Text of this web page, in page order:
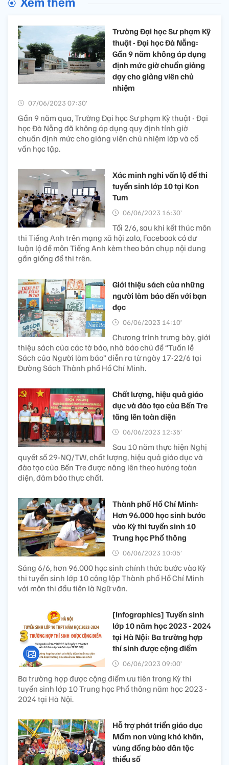
Trường Đại học Sư phạm Kỹ
thuật - Đại học Đà Nẵng:
Gần 9 năm không áp dụng
định mức giờ chuẩn giảng
dạy cho giảng viên chủ
nhiệm
07/06/2023 07:30’
Gần 9 năm qua, Trường Đại học Sư phạm Kỹ thuật - Đại
học Đà Nẵng đã không áp dụng quy định tính giờ
chuẩn định mức cho giảng viên chủ nhiệm lớp và cố
vấn học tập.
Xác minh nghi vấn lộ đề thi
tuyển sinh lớp 10 tại Kon
Tum
06/06/2023 16:30’
Tối 2/6, sau khi kết thúc môn
thi Tiếng Anh trên mạng xã hội zalo, Facebook có dư
luận lộ đề môn Tiếng Anh kèm theo bản chụp nội dung
gần giống đề thi trên.
Giới thiệu sách của những
người làm báo đến với bạn
đọc
06/06/2023 14:10’
Chương trình trưng bày, giới
thiệu sách của các tờ báo, nhà báo chủ đề “Tuần lễ
Sách của Người làm báo” diễn ra từ ngày 17-22/6 tại
Đường Sách Thành phố Hồ Chí Minh.
Chất lượng, hiệu quả giáo
dục và đào tạo của Bến Tre
tăng lên toàn diện
06/06/2023 12:35’
Sau 10 năm thực hiện Nghị
quyết số 29-NQ/TW, chất lượng, hiệu quả giáo dục và
đào tạo của Bến Tre được nâng lên theo hướng toàn
diện, đảm bảo thực chất.
Thành phố Hồ Chí Minh:
Hơn 96.000 học sinh bước
vào Kỳ thi tuyển sinh 10
Trung học Phổ thông
06/06/2023 10:05’
Sáng 6/6, hơn 96.000 học sinh chính thức bước vào Kỳ
thi tuyển sinh lớp 10 công lập Thành phố Hồ Chí Minh
với môn thi đầu tiên là Ngữ văn.
[Infographics] Tuyển sinh
lớp 10 năm học 2023 - 2024
tại Hà Nội: Ba trường hợp
thí sinh được cộng điểm
06/06/2023 09:00’
Ba trường hợp được cộng điểm ưu tiên trong Kỳ thi
tuyển sinh lớp 10 Trung học Phổ thông năm học 2023 -
2024 tại Hà Nội.
Hỗ trợ phát triển giáo dục
Mầm non vùng khó khăn,
vùng đồng bào dân tộc
thiểu số